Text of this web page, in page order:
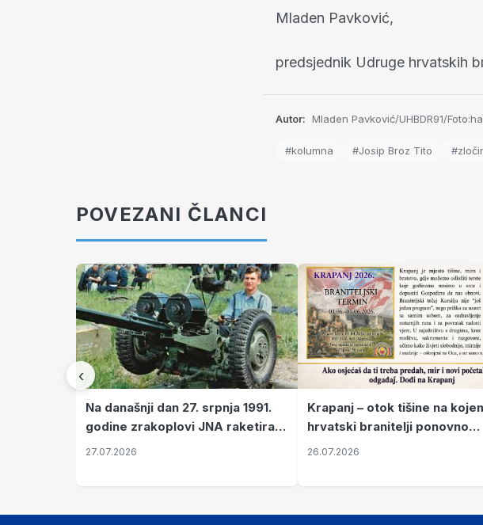
Mladen Pavković,
predsjednik Udruge hrvatskih
Autor: Mladen Pavković/UHBDR91/
#kolumna #Josip Broz Tito
POVEZANI ČLANCI
‹
Na današnji dan 27. srpnja 1991.
godine zrakoplovi JNA raketirali
su vojarnu i obučni centar "Nikola
27.07.2026
Krapanj – otok tišine na
hrvatski branitelji ponovno
pronalaze mir
26.07.2026